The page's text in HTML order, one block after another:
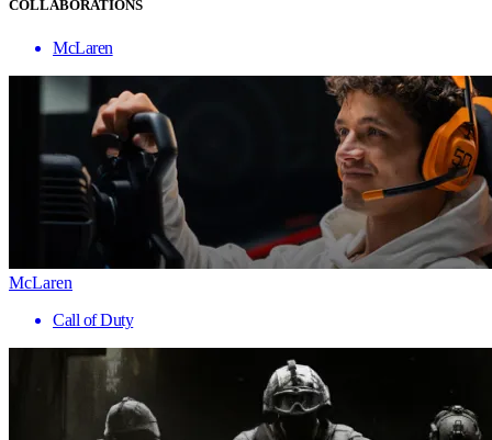
COLLABORATIONS
McLaren
McLaren
Call of Duty